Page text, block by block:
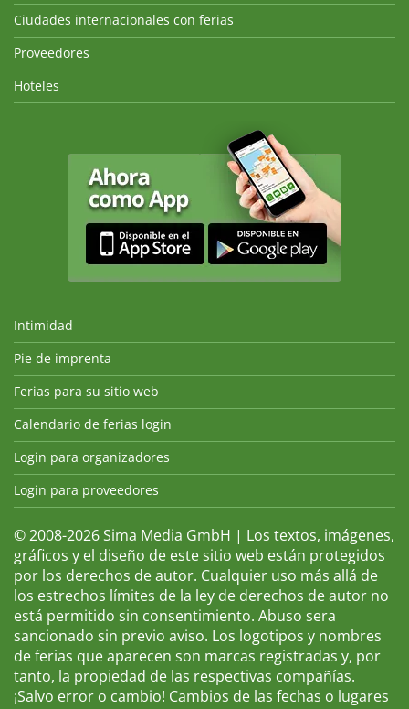
Ciudades internacionales con ferias
Proveedores
Hoteles
Intimidad
Pie de imprenta
Ferias para su sitio web
Calendario de ferias login
Login para organizadores
Login para proveedores
© 2008-2026 Sima Media GmbH | Los textos, imágenes,
gráficos y el diseño de este sitio web están protegidos
por los derechos de autor. Cualquier uso más allá de
los estrechos límites de la ley de derechos de autor no
está permitido sin consentimiento. Abuso sera
sancionado sin previo aviso. Los logotipos y nombres
de ferias que aparecen son marcas registradas y, por
tanto, la propiedad de las respectivas compañías.
¡Salvo error o cambio! Cambios de las fechas o lugares